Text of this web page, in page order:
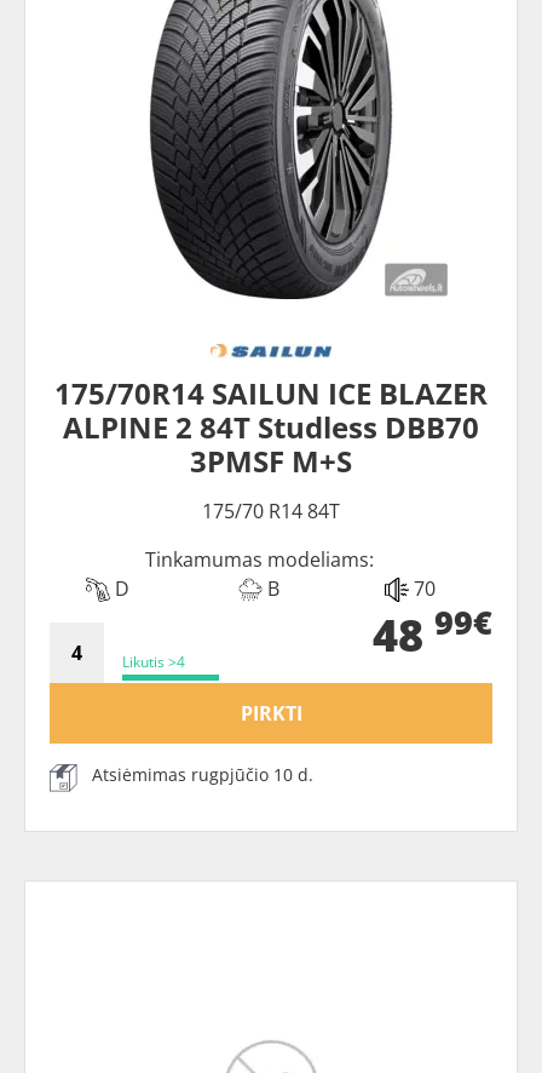
175/70R14 SAILUN ICE BLAZER
ALPINE 2 84T Studless DBB70
3PMSF M+S
175/70 R14 84T
Tinkamumas modeliams:
D
B 70
Likutis >4 48 99€
PIRKTI
Atsiėmimas rugpjūčio 10 d.